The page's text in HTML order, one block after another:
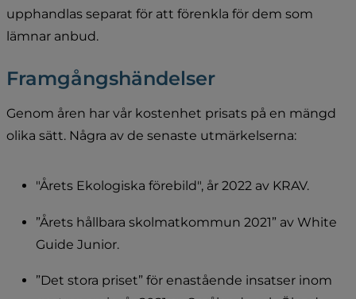
upphandlas separat för att förenkla för dem som
lämnar anbud.
Framgångshändelser
Genom åren har vår kostenhet prisats på en mängd
olika sätt. Några av de senaste utmärkelserna:
"Årets Ekologiska förebild", år 2022 av KRAV.
”Årets hållbara skolmatkommun 2021” av White
Guide Junior.
”Det stora priset” för enastående insatser inom